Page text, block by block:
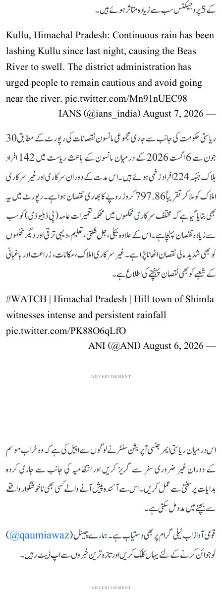
کے 5 پروجیکٹس سب سے زیادہ متاثر ہوئے ہیں۔
Kullu, Himachal Pradesh: Continuous rain has been
lashing Kullu since last night, causing the Beas
River to swell. The district administration has
urged people to remain cautious and avoid going
near the river. pic.twitter.com/Mn91nUEC98
— IANS (@ians_india)
August 7, 2026
ریاستی حکومت کی جانب سے جاری مجموعی مانسون نقصانات کی رپورٹ کے مطابق 30
جون سے 6 اگست 2026 کے درمیان مانسون کے باعث ریاست میں 142 افراد
ہلاک جبکہ 224 افراد زخمی ہوئے ہیں۔ اس مدت کے دوران سرکاری اور غیر سرکاری
املاک کو ملا کر تقریباً 797.86 کروڑ روپے کا بھاری نقصان ہوا ہے۔ رپورٹ میں یہ
بھی بتایا گیا ہے کہ مختلف سرکاری محکموں میں محکمہ تعمیرات عامہ (پی ڈبلیو ڈی) کو سب
سے زیادہ نقصان پہنچا ہے۔ اس کے علاوہ بجلی، جل شکتی، تعلیم، دیہی ترقی اور دیگر محکموں
کو بھی شدید مالی نقصان اٹھانا پڑا ہے۔ غیر سرکاری املاک، مکانات، زراعت اور باغبانی
کے شعبے کو بھی نقصان پہنچنے کی اطلاع ہے۔
#WATCH | Himachal Pradesh | Hill town of Shimla
witnesses intense and persistent rainfall
pic.twitter.com/PK88O6qLfO
— ANI (@ANI)
August 6, 2026
ADVERTISEMENT
اس درمیان ریاستی ایمرجنسی آپریشن سنٹر نے لوگوں سے اپیل کی ہے کہ وہ خراب موسم
کے دوران غیر ضروری سفر سے گریز کریں اور انتظامیہ کی جانب سے جاری کردہ
ہدایات پر سختی سے عمل کریں۔ اس سے آئندہ پیش آنے والے کسی بھی ناخوشگوار واقعے
سے بچنے میں مدد مل سکتی ہے۔
قومی آواز اب ٹیلی گرام پر بھی دستیاب ہے۔ ہمارے چینل (qaumiawaz@
)
کو جوائن کرنے کے لئے یہاں کلک کریں اور تازہ ترین خبروں سے اپ ڈیٹ رہیں۔
ADVERTISEMENT